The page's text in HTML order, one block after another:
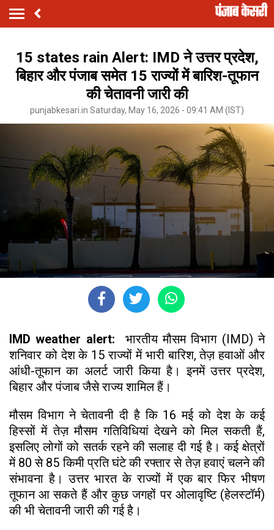
15 states rain Alert: IMD ने उत्तर प्रदेश,
बिहार और पंजाब समेत 15 राज्यों में बारिश-तूफान
की चेतावनी जारी की
punjabkesari.in Saturday, May 16, 2026 - 09:41 AM (IST)
IMD weather alert: भारतीय मौसम विभाग (IMD) ने
शनिवार को देश के 15 राज्यों में भारी बारिश, तेज़ हवाओं और
आंधी-तूफान का अलर्ट जारी किया है। इनमें उत्तर प्रदेश,
बिहार और पंजाब जैसे राज्य शामिल हैं।
मौसम विभाग ने चेतावनी दी है कि 16 मई को देश के कई
हिस्सों में तेज़ मौसम गतिविधियां देखने को मिल सकती हैं,
इसलिए लोगों को सतर्क रहने की सलाह दी गई है। कई क्षेत्रों
में 80 से 85 किमी प्रति घंटे की रफ्तार से तेज़ हवाएं चलने की
संभावना है। उत्तर भारत के राज्यों में एक बार फिर भीषण
तूफान आ सकते हैं और कुछ जगहों पर ओलावृष्टि (हेलस्टॉर्म)
की भी चेतावनी जारी की गई है।